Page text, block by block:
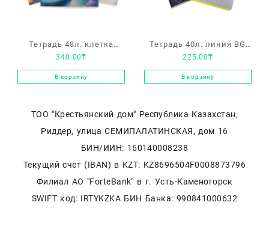
Тетрадь 48л. клетка
Greenwich line «Magic of
flowers»
340.00₸
В корзину
Тетрадь 40л. линия BG
«Crazy art»
225.00₸
В корзину
ТОО "Крестьянский дом" Республика Казахстан,
Риддер, улица СЕМИПАЛАТИНСКАЯ, дом 16
БИН/ИИН: 160140008238
Текущий счет (IBAN) в KZT: KZ8696504F0008873796
Филиал АО "ForteBank" в г. Усть-Каменогорск
SWIFT код: IRTYKZKA БИН Банка: 990841000632